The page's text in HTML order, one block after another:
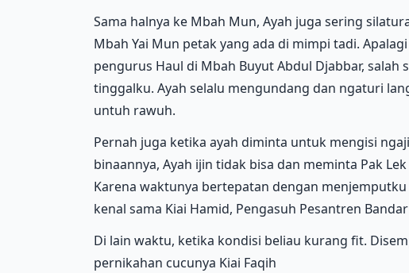
Sama halnya ke Mbah Mun, Ayah juga sering
Mbah Yai Mun petak yang ada di mimpi tadi.
pengurus Haul di Mbah Buyut Abdul Djabbar, salah
tinggalku. Ayah selalu mengundang dan ngaturi
untuh rawuh.
Pernah juga ketika ayah diminta untuk mengisi
binaannya, Ayah ijin tidak bisa dan meminta Pak
Karena waktunya bertepatan dengan menjemputku
kenal sama Kiai Hamid, Pengasuh Pesantren
Di lain waktu, ketika kondisi beliau kurang fit.
pernikahan cucunya Kiai Faqih